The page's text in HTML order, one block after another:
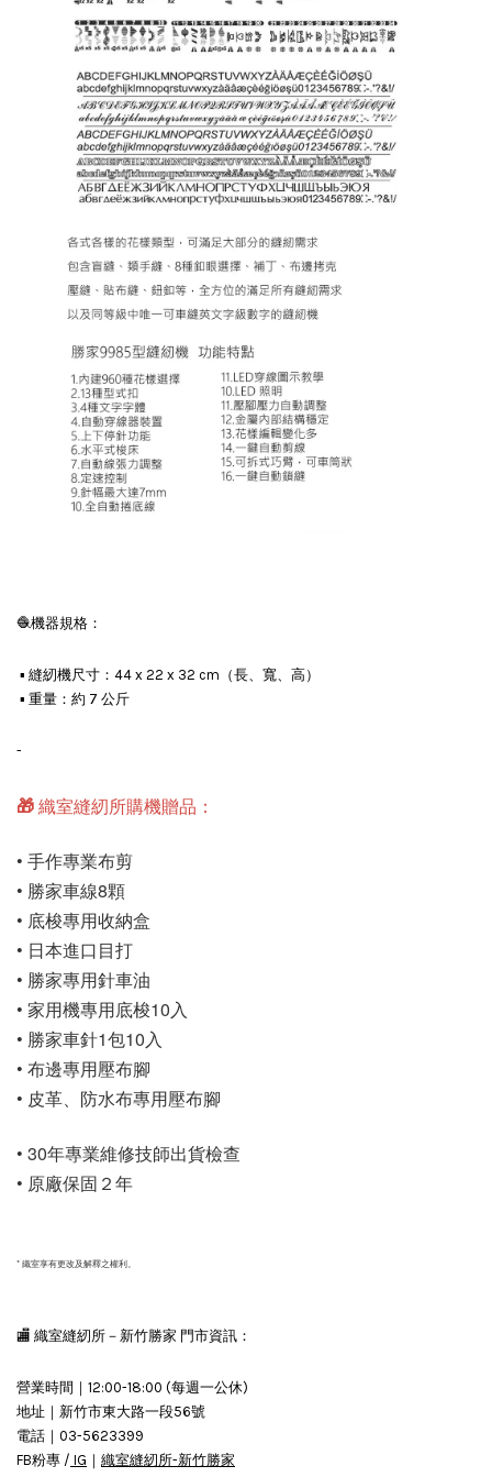
🧶機器規格：
▪ 縫紉機尺寸：44 x 22 x 32 cm（長、寬、高）
▪ 重量：約 7 公斤
-
🎁 織室縫紉所購機贈品：
• 手作專業布剪
• 勝家車線8顆
• 底梭專用收納盒
• 日本進口目打
• 勝家專用針車油
• 家用機專用底梭10入
• 勝家車針1包10入
• 布邊專用壓布腳
• 皮革、防水布專用壓布腳
• 30年專業維修技師出貨檢查
• 原廠保固２年
* 織室享有更改及解釋之權利。
🏬 織室縫紉所－新竹勝家 門市資訊：
營業時間｜12:00-18:00 (每週一公休)
地址｜新竹市東大路一段56號
電話｜03-5623399
FB粉專 / IG ｜ 織室縫紉所-新竹勝家